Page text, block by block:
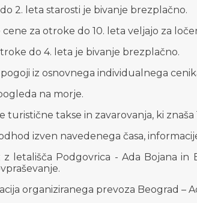
2. leta starosti je bivanje brezplačno.
cene za otroke do 10. leta veljajo za
do 4. leta je bivanje brezplačno.
iz osnovnega individualnega
na morje.
turistične takse in zavarovanja, ki znaša
izven navedenega časa,
letališča Podgovrica - Ada Bojana in
organiziranega prevoza Beograd –